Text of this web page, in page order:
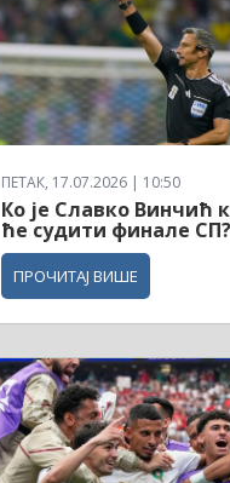
ПЕТАК, 17.07.2026 | 10:50
Ко је Славко Винчић
ће судити финале СП?
ПРОЧИТАЈ ВИШЕ